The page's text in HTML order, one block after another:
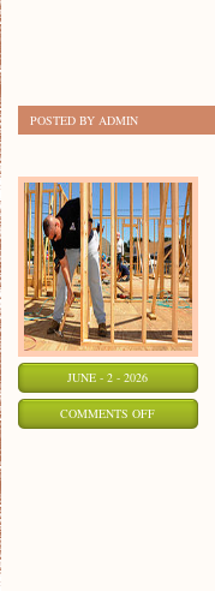
POSTED BY ADMIN
JUNE - 2 - 2026
COMMENTS OFFON